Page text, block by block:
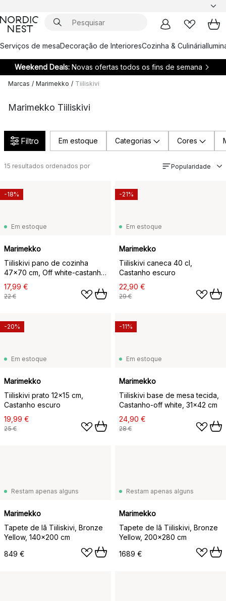
Serviços de mesaDecoração de InterioresCozinha & Culinária
Weekend Deals: Novas ofertas todos os fins de semana
Marcas / Marimekko / Tiiliskivi
Marimekko Tiiliskivi
Filtro Em estoque Categorias Cores
15 resultados ordenados por Popularidade
Em estoque
Marimekko
Tiiliskivi pano de cozinha
47x70 cm, Off white-castanho
avermelhado
17,99 €
22 €
-18%
Em estoque
Marimekko
Tiiliskivi caneca 40 cl,
Castanho escuro
22,90 €
29 €
-21%
Em estoque
Marimekko
Tiiliskivi prato 12x15 cm,
Castanho escuro
19,99 €
25 €
-20%
Em estoque
Marimekko
Tiiliskivi base de mesa tecida,
Castanho-off white, 31x42 cm
24,90 €
28 €
-11%
Restam apenas alguns
Marimekko
Tapete de lã Tiiliskivi, Bronze
Yellow, 140x200 cm
849 €
Restam apenas alguns
Marimekko
Tapete de lã Tiiliskivi, Bronze
Yellow, 200x280 cm
1689 €